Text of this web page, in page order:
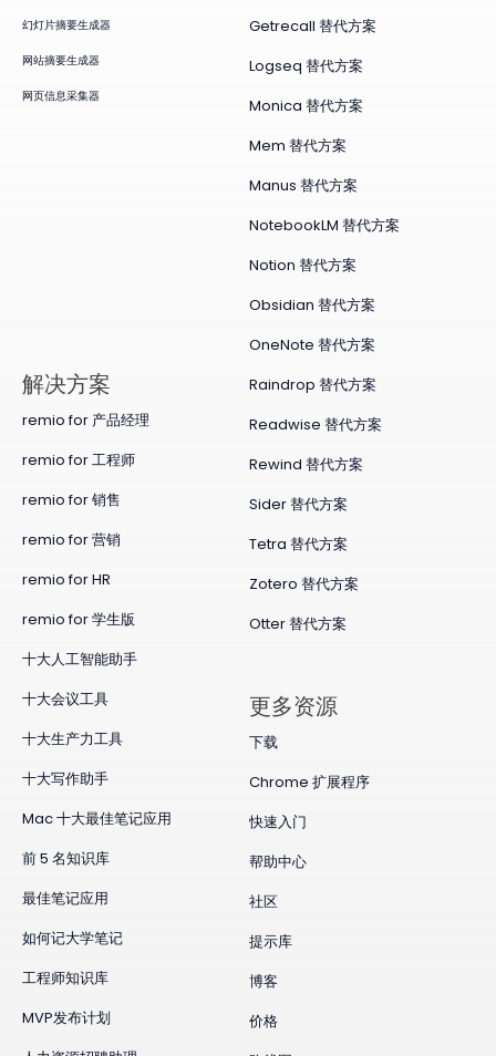
幻灯片摘要生成器
网站摘要生成器
网页信息采集器
Getrecall 替代方案
Logseq 替代方案
Monica 替代方案
Mem 替代方案
Manus 替代方案
NotebookLM 替代方案
Notion 替代方案
Obsidian 替代方案
OneNote 替代方案
Raindrop 替代方案
Readwise 替代方案
Rewind 替代方案
Sider 替代方案
Tetra 替代方案
Zotero 替代方案
Otter 替代方案
​解决方案
remio for 产品经理
remio for 工程师
remio for 销售
remio for 营销
remio for HR
remio for 学生版
十大人工智能助手
十大会议工具
十大生产力工具
十大写作助手
Mac 十大最佳笔记应用
前 5 名知识库
最佳笔记应用
如何记大学笔记
工程师知识库
MVP发布计划
更多资源
下载
Chrome 扩展程序
快速入门
帮助中心
社区
提示库
博客
价格